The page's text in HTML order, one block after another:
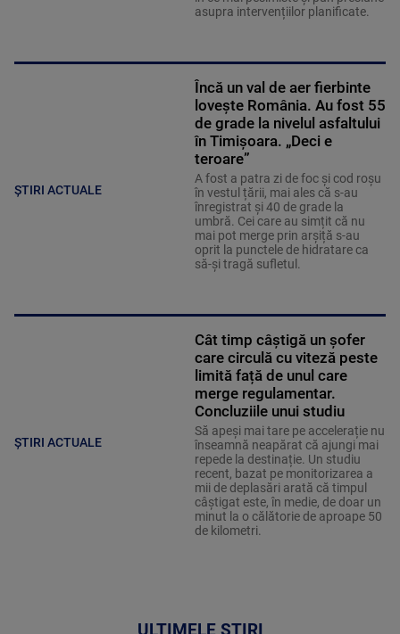
asupra intervențiilor planificate.
ȘTIRI ACTUALE
Încă un val de aer fierbinte
lovește România. Au fost 55
de grade la nivelul asfaltului
în Timișoara. „Deci e
teroare”
A fost a patra zi de foc și cod roșu
în vestul țării, mai ales că s-au
înregistrat și 40 de grade la
umbră. Cei care au simțit că nu
mai pot merge prin arșiță s-au
oprit la punctele de hidratare ca
să-și tragă sufletul.
ȘTIRI ACTUALE
Cât timp câștigă un șofer
care circulă cu viteză peste
limită față de unul care
merge regulamentar.
Concluziile unui studiu
Să apeși mai tare pe accelerație nu
înseamnă neapărat că ajungi mai
repede la destinație. Un studiu
recent, bazat pe monitorizarea a
mii de deplasări arată că timpul
câștigat este, în medie, de doar un
minut la o călătorie de aproape 50
de kilometri.